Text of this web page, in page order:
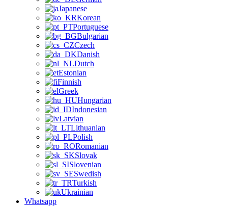
Japanese
Korean
Portuguese
Bulgarian
Czech
Danish
Dutch
Estonian
Finnish
Greek
Hungarian
Indonesian
Latvian
Lithuanian
Polish
Romanian
Slovak
Slovenian
Swedish
Turkish
Ukrainian
Whatsapp